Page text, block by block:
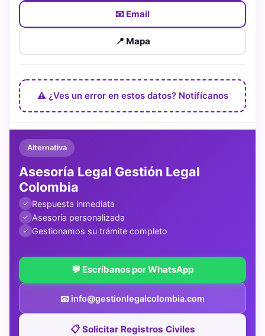
📧 Email
📍 Mapa
⚠️ ¿Ves un error en estos datos? Notifícanos
Alternativa
Asesoría Legal Gestión Legal
Colombia
✓ Respuesta inmediata
✓ Asesoría personalizada
✓ Gestionamos su trámite completo
💬 Escríbanos por WhatsApp
📧 info@gestionlegalcolombia.com
📋 Solicitar Registros Civiles